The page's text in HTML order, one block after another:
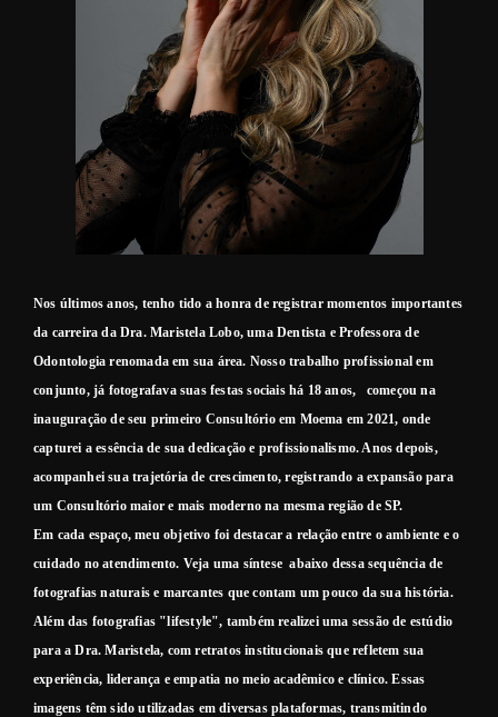
Nos últimos anos, tenho tido a honra de registrar momentos importantes
da carreira da Dra. Maristela Lobo, uma Dentista e Professora de
Odontologia renomada em sua área. Nosso trabalho profissional em
conjunto, já fotografava suas festas sociais há 18 anos, começou na
inauguração de seu primeiro Consultório em Moema em 2021, onde
capturei a essência de sua dedicação e profissionalismo. Anos depois,
acompanhei sua trajetória de crescimento, registrando a expansão para
um Consultório maior e mais moderno na mesma região de SP.
Em cada espaço, meu objetivo foi destacar a relação entre o ambiente e o
cuidado no atendimento. Veja uma síntese abaixo dessa sequência de
fotografias naturais e marcantes que contam um pouco da sua história.
Além das fotografias "lifestyle", também realizei uma sessão de estúdio
para a Dra. Maristela, com retratos institucionais que refletem sua
experiência, liderança e empatia no meio acadêmico e clínico. Essas
imagens têm sido utilizadas em diversas plataformas, transmitindo